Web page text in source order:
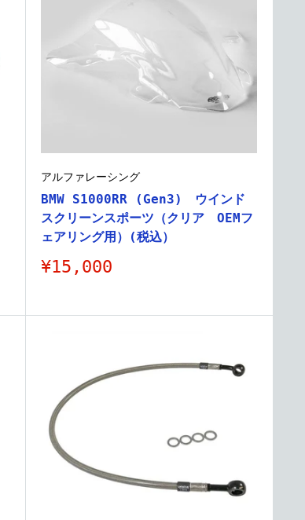
アルファレーシング
BMW S1000RR (Gen3) ウインド
スクリーンスポーツ（クリア OEMフ
ェアリング用）(税込）
販
格
¥15,000